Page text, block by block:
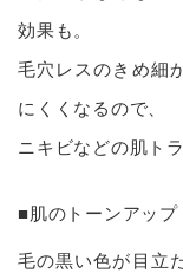
効果も。
毛穴レスのきめ細
にくくなるので、
ニキビなどの肌ト
■肌のトーンアップ
毛の黒い色が目立